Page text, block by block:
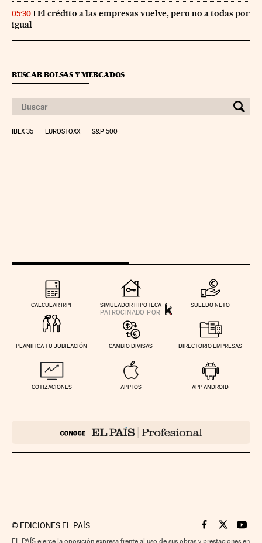
05:30
El crédito a las empresas vuelve, pero no a todas por
igual
BUSCAR BOLSAS Y MERCADOS
IBEX 35 EUROSTOXX S&P 500
CALCULAR IRPF SIMULADOR HIPOTECA SUELDO NETO
PLANIFICA TU JUBILACIÓN CAMBIO DIVISAS DIRECTORIO EMPRESAS
COTIZACIONES APP IOS APP ANDROID
© EDICIONES EL PAÍS Cinco Días en
Cinco Días
Cinco